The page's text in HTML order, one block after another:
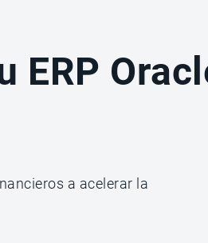
ERP
a acelerar la